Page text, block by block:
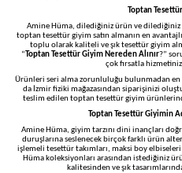
Toptan Tesettür
Amine Hüma, dilediğiniz ürün ve
toptan tesettür giyim satın almanın en
toplu olarak kaliteli ve şık tesettür giyim
“Toptan Tesettür Giyim Nereden Alınır?”
çok fırsatla
Ürünleri seri alma zorunluluğu bulunmadan
da İzmir fiziki mağazasından siparişinizi
teslim edilen toptan tesettür giyim
Toptan Tesettür Giyimin
Amine Hüma, giyim tarzını dini inançları
duruşlarına seslenecek birçok farklı ürün
işlemeli tesettür takımları, maksi boy elbiseleri
Hüma koleksiyonları arasından istediğiniz
kalitesinden ve şık